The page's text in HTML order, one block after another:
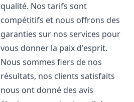
qualité. Nos tarifs sont
compétitifs et nous offrons des
garanties sur nos services pour
vous donner la paix d'esprit.
Nous sommes fiers de nos
résultats, nos clients satisfaits
nous ont donné des avis